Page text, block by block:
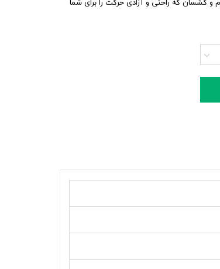
و کشسان که راحتی و آزادی حرکت را برای شما